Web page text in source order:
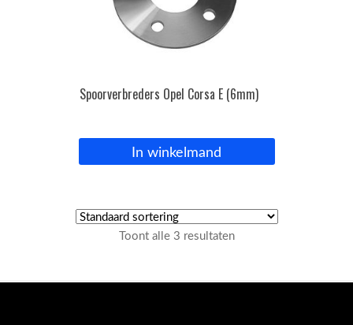
Spoorverbreders Opel Corsa E (6mm)
In winkelmand
Toont alle 3 resultaten